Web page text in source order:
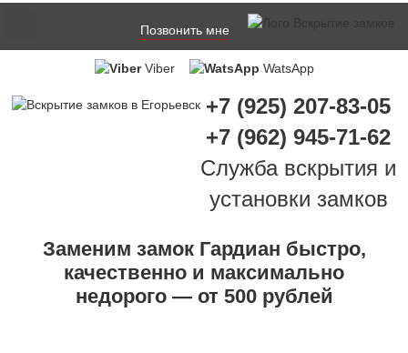
Позвонить мне
Viber WatsApp
+7 (925) 207-83-05
+7 (962) 945-71-62
Служба вскрытия и
установки замков
Заменим замок Гардиан быстро,
качественно и максимально
недорого — от 500 рублей